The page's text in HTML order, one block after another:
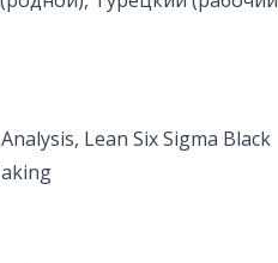
Lean Six Sigma Black